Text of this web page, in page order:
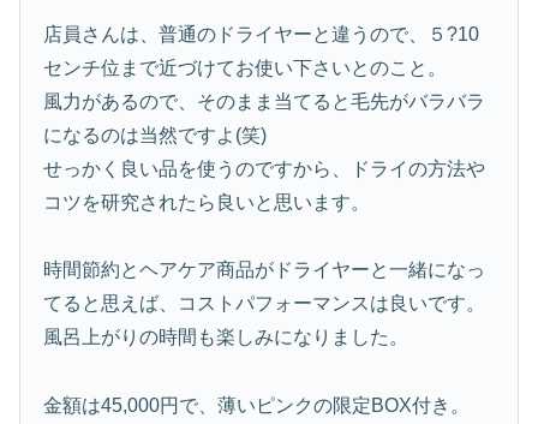
店員さんは、普通のドライヤーと違うので、５?10
センチ位まで近づけてお使い下さいとのこと。
風力があるので、そのまま当てると毛先がバラバラ
になるのは当然ですよ(笑)
せっかく良い品を使うのですから、ドライの方法や
コツを研究されたら良いと思います。
時間節約とヘアケア商品がドライヤーと一緒になっ
てると思えば、コストパフォーマンスは良いです。
風呂上がりの時間も楽しみになりました。
金額は45,000円で、薄いピンクの限定BOX付き。